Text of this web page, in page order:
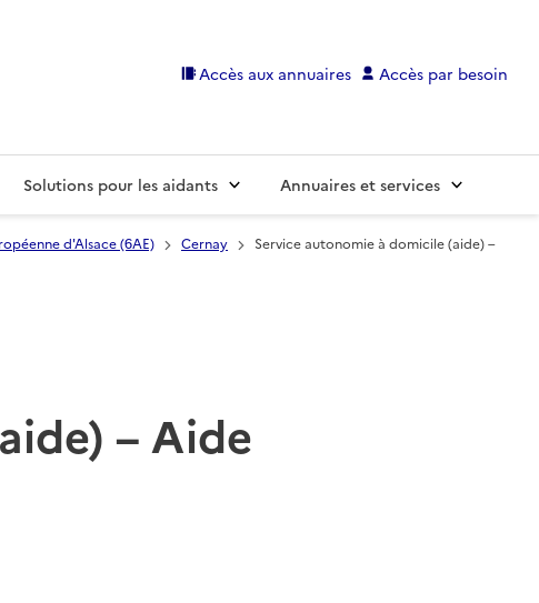
Accès aux annuaires Accès par besoin
Solutions pour les aidants Annuaires et services
d'Alsace (6AE) Cernay
Service autonomie à domicile (aide) –
– Aide